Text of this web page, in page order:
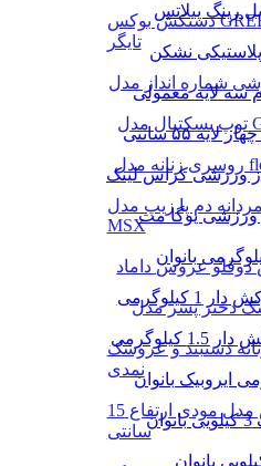
دستکش بوکس GREENHILL مدل
تایگر
دم پا زیپ مدل
MSX
عروس داماد
دستبند و عروسک
نمدی
عروسک اختاپوس مدل مودی ارتفاع 15
سانتی
رینگ پیلاتس
سه لایه معمولی
۵۵ سانتی
ورزشی کراس لینک
کیلوگرمی
کیلوگرمی